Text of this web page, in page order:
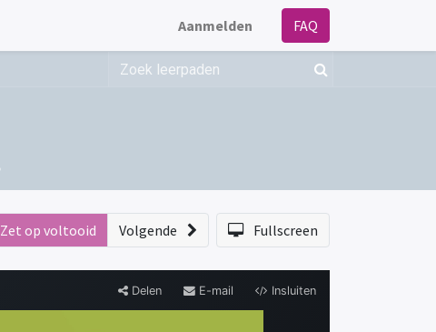
Aanmelden FAQ
Zet op voltooid Volgende Fullscreen